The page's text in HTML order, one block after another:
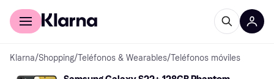
Comprar con Klarna
Klarna/Shopping/Teléfonos & Wearables/Teléfonos móviles